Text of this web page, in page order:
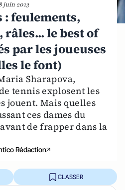
juin 2013
: feulements,
râles... le best of
par les joueuses
le font)
Sharapova,
tennis explosent les
jouent. Mais quelles
ces dames du
de frapper dans la
Rédaction
CLASSER